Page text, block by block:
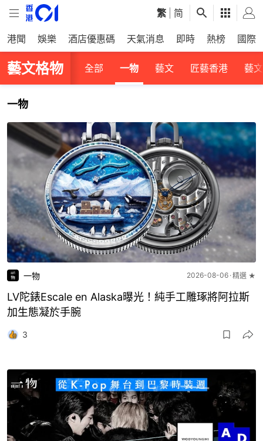
繁 简
港聞 娛樂 酒店優惠碼 天氣消息 即時 熱榜 國際
藝文格物 全部 一物 藝文 匠藝香港 藝
一物
一物 2026-08-06 精選 ★
LV陀錶Escale en Alaska曝光！純手工雕琢將阿拉斯
加生態凝於手腕
3